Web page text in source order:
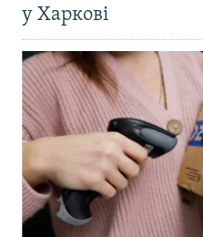
у Харкові